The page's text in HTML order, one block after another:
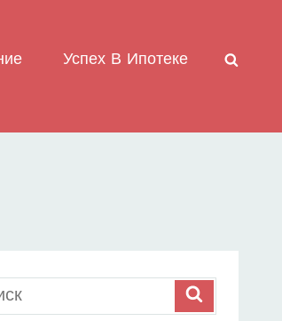
Успех В Ипотеке
SEARCH